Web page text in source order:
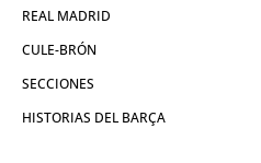
REAL MADRID
CULE-BRÓN
SECCIONES
HISTORIAS DEL BARÇA